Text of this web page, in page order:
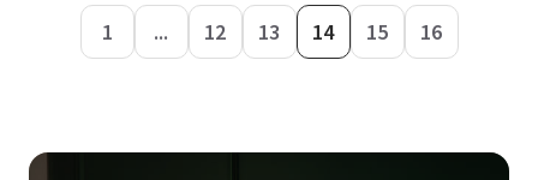
1 ... 12 13 14 15 16